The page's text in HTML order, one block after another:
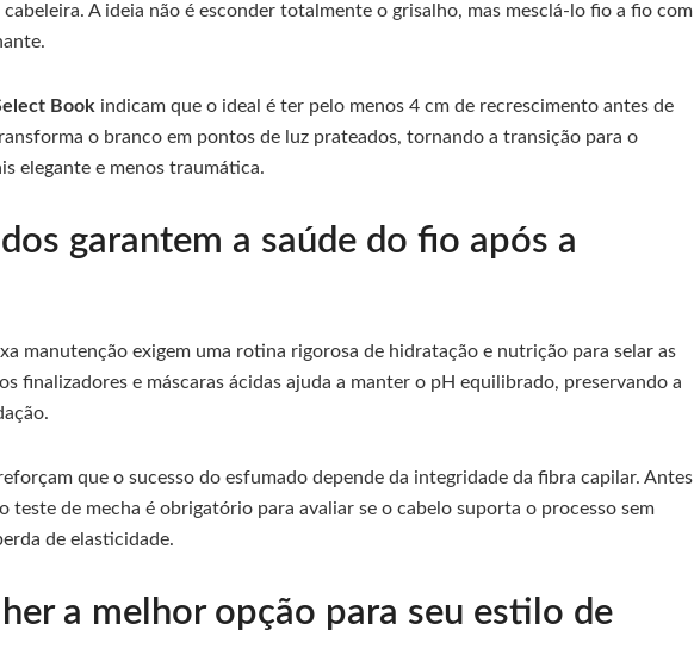
A ideia não é esconder totalmente o grisalho, mas mesclá-lo fio a fio com
Book indicam que o ideal é ter pelo menos 4 cm de recrescimento antes de
o branco em pontos de luz prateados, tornando a transição para o
elegante e menos traumática.
garantem a saúde do fio após a
manutenção exigem uma rotina rigorosa de hidratação e nutrição para selar as
finalizadores e máscaras ácidas ajuda a manter o pH equilibrado, preservando a
que o sucesso do esfumado depende da integridade da fibra capilar. Antes
teste de mecha é obrigatório para avaliar se o cabelo suporta o processo sem
de elasticidade.
a melhor opção para seu estilo de